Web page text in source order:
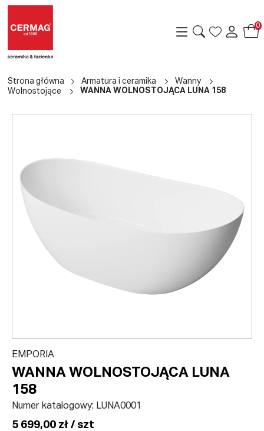
0
Strona główna Armatura i ceramika
Wanny
Wolnostojące
WANNA WOLNOSTOJĄCA LUNA 158
EMPORIA
WANNA WOLNOSTOJĄCA LUNA
158
Numer katalogowy: LUNA0001
5 699,00 zł / szt